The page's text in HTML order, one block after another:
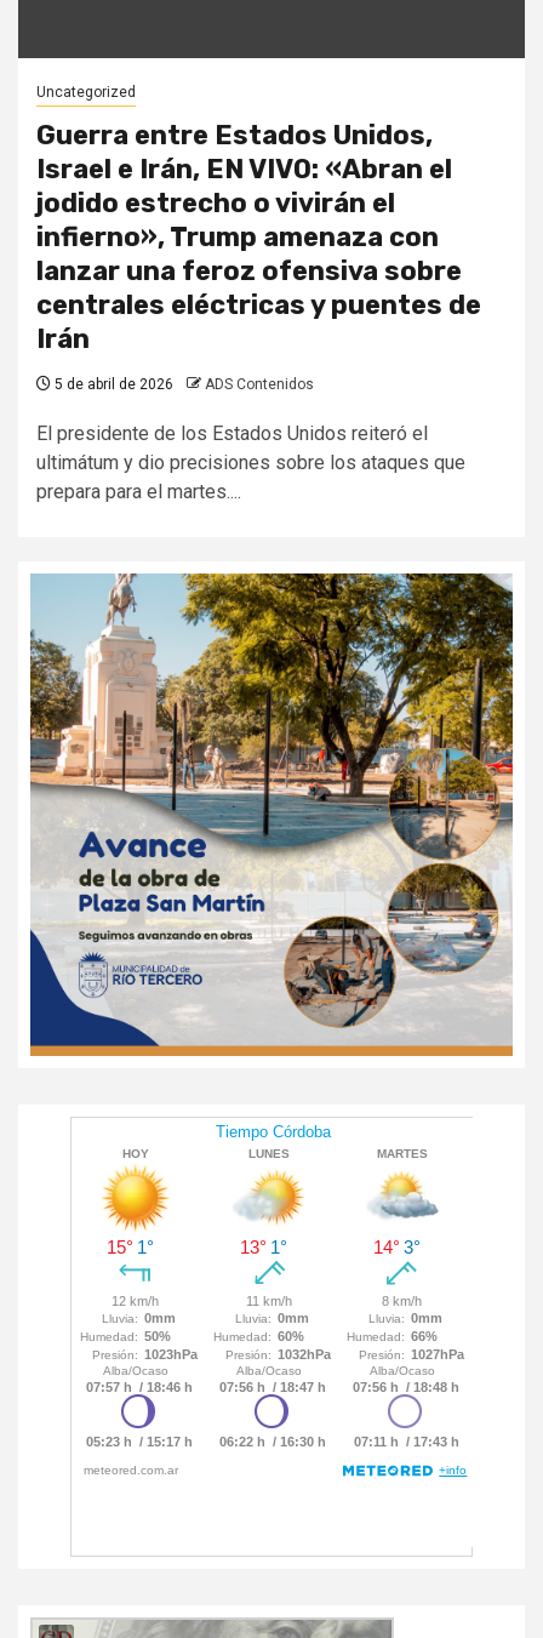
Uncategorized
Guerra entre Estados Unidos,
Israel e Irán, EN VIVO: «Abran el
jodido estrecho o vivirán el
infierno», Trump amenaza con
lanzar una feroz ofensiva sobre
centrales eléctricas y puentes de
Irán
5 de abril de 2026 ADS Contenidos
El presidente de los Estados Unidos reiteró el
ultimátum y dio precisiones sobre los ataques que
prepara para el martes....